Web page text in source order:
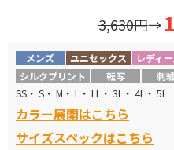
3,630円→
メンズ ユニセックス
レディ
シルクプリント
転写 刺
SS・ S・ M・ L・ LL・ 3L・ 4L・ 5L
カラー展開はこちら
サイズスペックはこちら